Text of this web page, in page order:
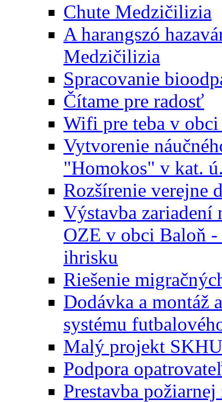
Chute Medzičilizia
A harangszó
Medzičilizia
Spracovanie
Čítame pre radosť
Wifi pre teba v
Vytvorenie
"Homokos" v kat.
Rozšírenie verejne
Výstavba
OZE v obci Baloň
ihrisku
Riešenie
Dodávka a montáž
systému
Malý projekt
Podpora
Prestavba